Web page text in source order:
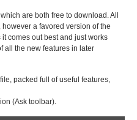
are both free to download. All
a favored version of the
comes out best and just works
all the new features in later
packed full of useful features,
(Ask toolbar).